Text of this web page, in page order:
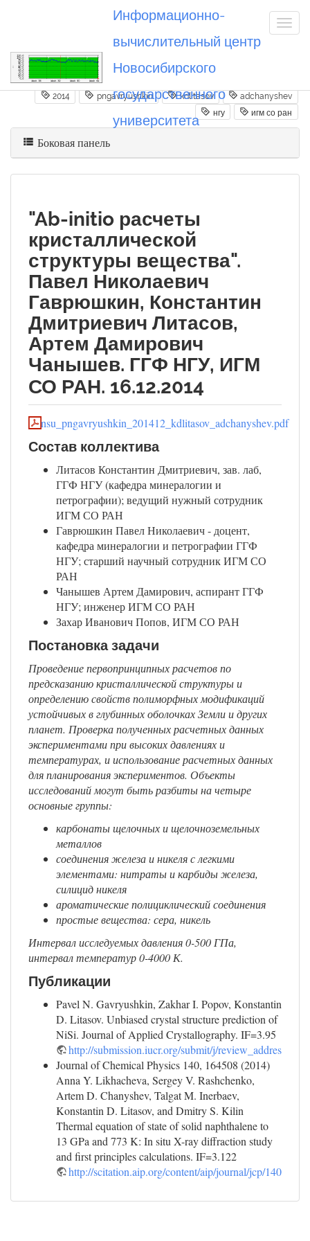
Информационно-
вычислительный центр
Новосибирского
государственного
университета
Вы посетили 20141216_pngavryushkin
2014 pngavryushkin kdlitasov
adchanyshev
нгу
игм со ран
Боковая панель
"Ab-initio расчеты
кристаллической
структуры вещества".
Павел Николаевич
Гаврюшкин, Константин
Дмитриевич Литасов,
Артем Дамирович
Чанышев. ГГФ НГУ, ИГМ
СО РАН. 16.12.2014
nsu_pngavryushkin_201412_kdlitasov_adchanyshev.pdf
Состав коллектива
Литасов Константин Дмитриевич, зав. лаб,
ГГФ НГУ (кафедра минералогии и
петрографии); ведущий нужный сотрудник
ИГМ СО РАН
Гаврюшкин Павел Николаевич - доцент,
кафедра минералогии и петрографии ГГФ
НГУ; старший научный сотрудник ИГМ СО
РАН
Чанышев Артем Дамирович, аспирант ГГФ
НГУ; инженер ИГМ СО РАН
Захар Иванович Попов, ИГМ СО РАН
Постановка задачи
Проведение первопринципных расчетов по
предсказанию кристаллической структуры и
определению свойств полиморфных модификаций
устойчивых в глубинных оболочках Земли и других
планет. Проверка полученных расчетных данных
экспериментами при высоких давлениях и
температурах, и использование расчетных данных
для планирования экспериментов. Объекты
исследований могут быть разбиты на четыре
основные группы:
карбонаты щелочных и щелочноземельных
металлов
соединения железа и никеля с легкими
элементами: нитраты и карбиды железа,
силицид никеля
ароматические полициклический соединения
простые вещества: сера, никель
Интервал исследуемых давления 0-500 ГПа,
интервал температур 0-4000 К.
Публикации
Pavel N. Gavryushkin, Zakhar I. Popov, Konstantin
D. Litasov. Unbiased crystal structure prediction of
NiSi. Journal of Applied Crystallography. IF=3.95
http://submission.iucr.org/submit/j/review_address/
Journal of Chemical Physics 140, 164508 (2014)
Anna Y. Likhacheva, Sergey V. Rashchenko,
Artem D. Chanyshev, Talgat M. Inerbaev,
Konstantin D. Litasov, and Dmitry S. Kilin
Thermal equation of state of solid naphthalene to
13 GPa and 773 K: In situ X-ray diffraction study
and first principles calculations. IF=3.122
http://scitation.aip.org/content/aip/journal/jcp/140/16/